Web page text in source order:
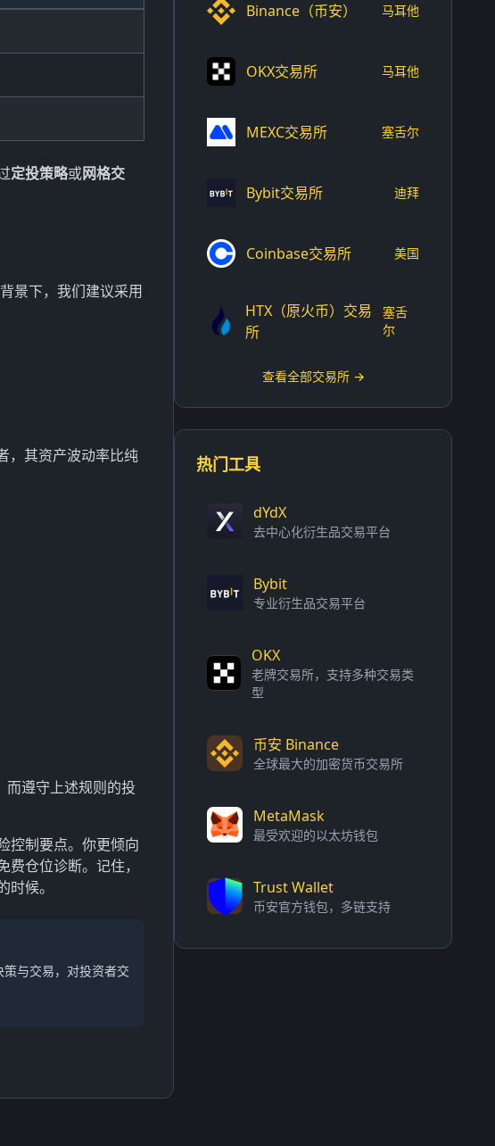
定投策略或网格交
景下，我们建议采用
，其资产波动率比纯
而遵守上述规则的投
控制要点。你更倾向
仓位诊断。记住，
候。
与交易，对投资者交
Binance（币安） 马耳他
OKX交易所 马耳他
MEXC交易所 塞舌尔
Bybit交易所 迪拜
Coinbase交易所 美国
HTX（原火币）交易
所
塞舌
尔
查看全部交易所 →
热门工具
dYdX
去中心化衍生品交易平台
Bybit
专业衍生品交易平台
OKX
老牌交易所，支持多种交易类
型
币安 Binance
全球最大的加密货币交易所
MetaMask
最受欢迎的以太坊钱包
Trust Wallet
币安官方钱包，多链支持